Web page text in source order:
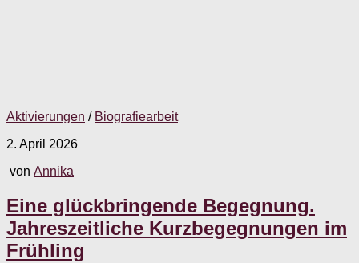
Aktivierungen / Biografiearbeit
2. April 2026
von Annika
Eine glückbringende Begegnung.
Jahreszeitliche Kurzbegegnungen im
Frühling